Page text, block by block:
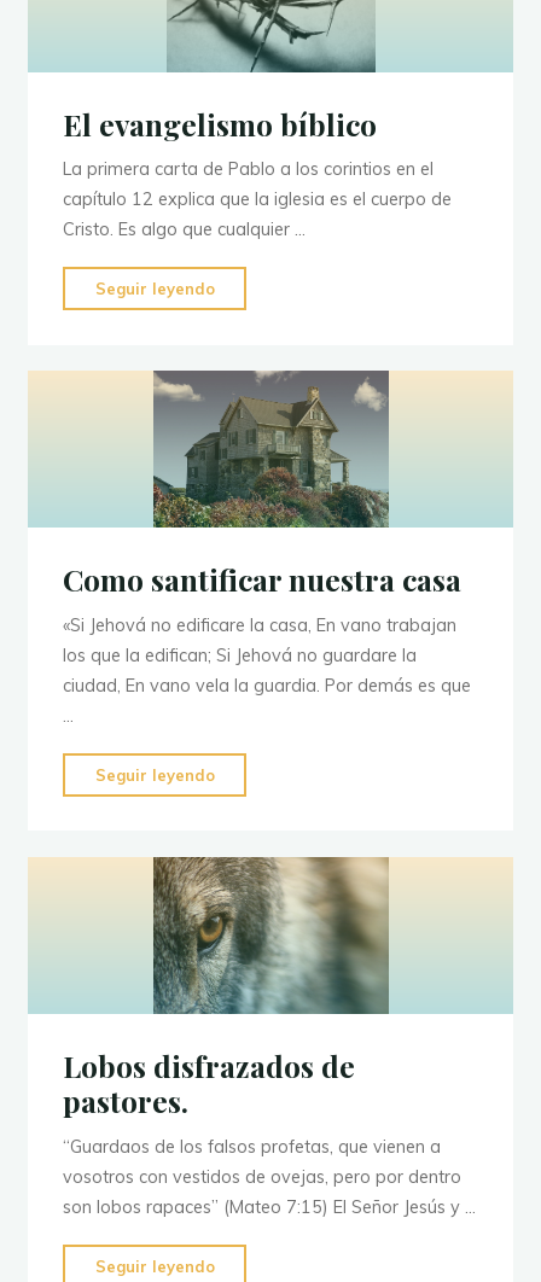
Libro"
El evangelismo bíblico
La primera carta de Pablo a los corintios en el
capítulo 12 explica que la iglesia es el cuerpo de
Cristo. Es algo que cualquier …
Seguir leyendo
evangelismo
Como santificar nuestra casa
«Si Jehová no edificare la casa, En vano trabajan
los que la edifican; Si Jehová no guardare la
ciudad, En vano vela la guardia. Por demás es que
…
Seguir leyendo
santificar
casa"
Lobos disfrazados de
pastores.
“Guardaos de los falsos profetas, que vienen a
vosotros con vestidos de ovejas, pero por dentro
son lobos rapaces” (Mateo 7:15) El Señor Jesús y …
Seguir leyendo